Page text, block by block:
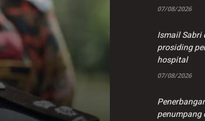
07/08/2026
Ismail Sabri
prosiding
hospital
07/08/2026
penumpang